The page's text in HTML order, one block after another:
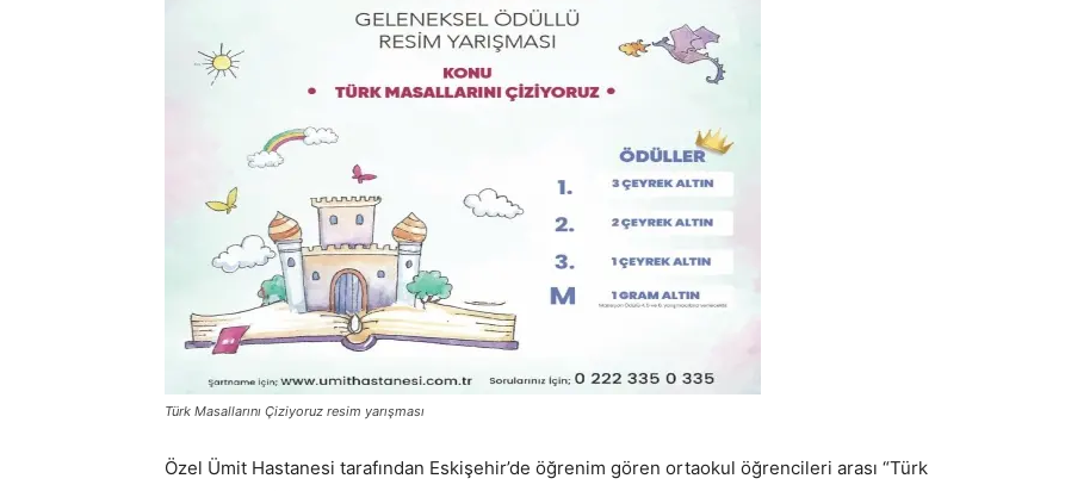
Türk Masallarını Çiziyoruz resim yarışması
Özel Ümit Hastanesi tarafından Eskişehir’de öğrenim gören ortaokul öğrencileri arası “Türk